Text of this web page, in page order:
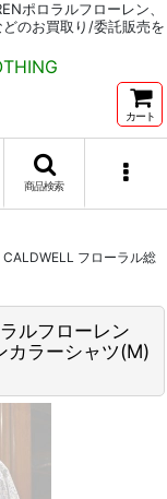
ポロラルフローレン、
のお買取り/委託販売を
カート
商品検索
フローラル総
ルフローレン
カラーシャツ(M)